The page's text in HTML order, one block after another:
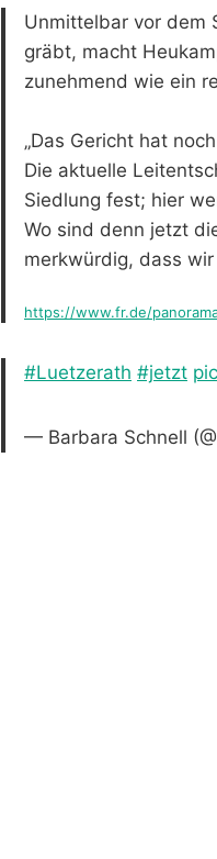
Unmittelbar vor dem
gräbt, macht
zunehmend wie ein
„Das Gericht hat
Die aktuelle
Siedlung fest; hier
Wo sind denn jetzt
merkwürdig, dass
https://www.fr.de/
#Luetzerath #jetzt
— Barbara Schnell